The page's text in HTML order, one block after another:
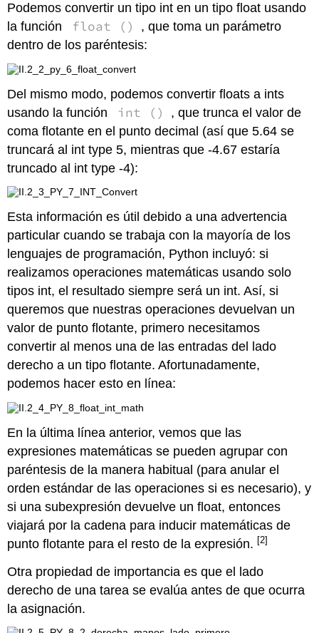
Podemos convertir un tipo int en un tipo float usando
la función
float ()
, que toma un parámetro
dentro de los paréntesis:
Del mismo modo, podemos convertir floats a ints
usando la función
int ()
, que trunca el valor de
coma flotante en el punto decimal (así que 5.64 se
truncará al int type 5, mientras que -4.67 estaría
truncado al int type -4):
Esta información es útil debido a una advertencia
particular cuando se trabaja con la mayoría de los
lenguajes de programación, Python incluyó: si
realizamos operaciones matemáticas usando solo
tipos int, el resultado siempre será un int. Así, si
queremos que nuestras operaciones devuelvan un
valor de punto flotante, primero necesitamos
convertir al menos una de las entradas del lado
derecho a un tipo flotante. Afortunadamente,
podemos hacer esto en línea:
En la última línea anterior, vemos que las
expresiones matemáticas se pueden agrupar con
paréntesis de la manera habitual (para anular el
orden estándar de las operaciones si es necesario), y
si una subexpresión devuelve un float, entonces
viajará por la cadena para inducir matemáticas de
punto flotante para el resto de la expresión. [2]
Otra propiedad de importancia es que el lado
derecho de una tarea se evalúa antes de que ocurra
la asignación.